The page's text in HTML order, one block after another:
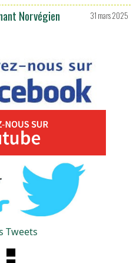
31 mars 2025
Norvégien
Tweets